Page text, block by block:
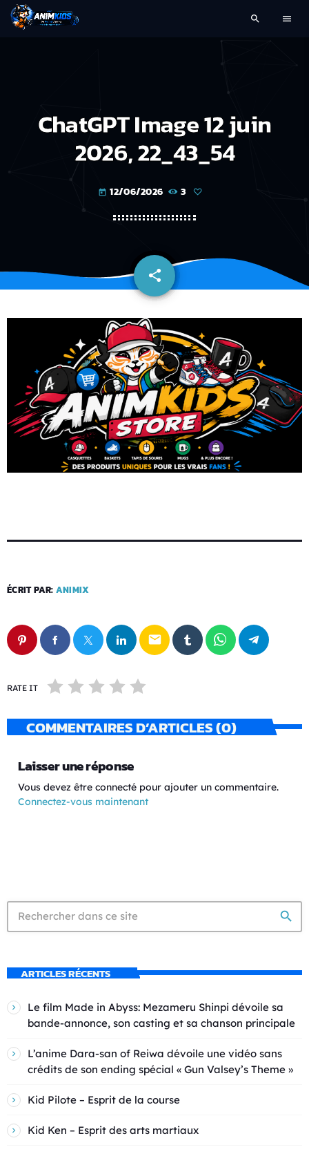
search menu
ChatGPT Image 12 juin
2026, 22_43_54
today 12/06/2026 3
share
email
ÉCRIT PAR: ANIMIX
email
RATE IT
COMMENTAIRES D’ARTICLES (0)
Laisser une réponse
Vous devez être connecté pour ajouter un commentaire.
Connectez-vous maintenant
search
ARTICLES RÉCENTS
Le film Made in Abyss: Mezameru Shinpi dévoile sa
bande-annonce, son casting et sa chanson principale
L’anime Dara-san of Reiwa dévoile une vidéo sans
crédits de son ending spécial « Gun Valsey’s Theme »
Kid Pilote – Esprit de la course
Kid Ken – Esprit des arts martiaux